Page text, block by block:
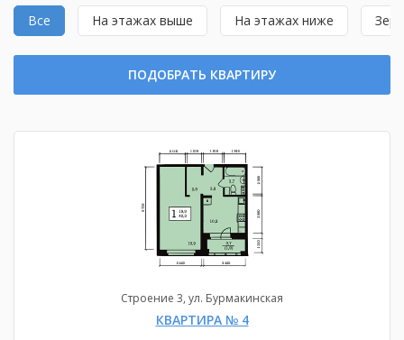
Все На этажах выше На этажах ниже
ПОДОБРАТЬ КВАРТИРУ
Строение 3, ул. Бурмакинская
КВАРТИРА № 4